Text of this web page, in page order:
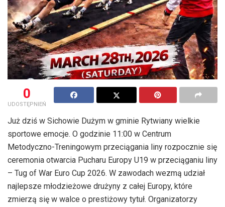
0
UDOSTĘPNIEŃ
Już dziś w Sichowie Dużym w gminie Rytwiany wielkie
sportowe emocje. O godzinie 11:00 w Centrum
Metodyczno-Treningowym przeciągania liny rozpocznie się
ceremonia otwarcia Pucharu Europy U19 w przeciąganiu liny
– Tug of War Euro Cup 2026. W zawodach wezmą udział
najlepsze młodzieżowe drużyny z całej Europy, które
zmierzą się w walce o prestiżowy tytuł. Organizatorzy